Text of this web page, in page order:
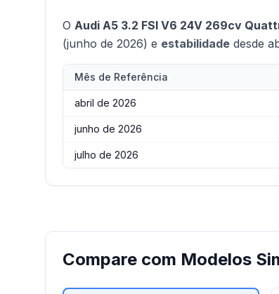
O Audi A5 3.2 FSI V6 24V 269cv
(junho de 2026) e estabilidade desde
Mês de Referência
abril de 2026
junho de 2026
julho de 2026
Compare com Modelos